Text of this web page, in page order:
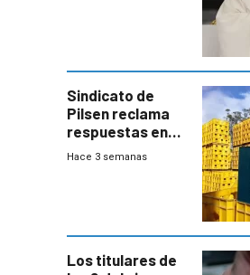
Sindicato de
Pilsen reclama
respuestas en
medio de
Hace 3 semanas
Los titulares de